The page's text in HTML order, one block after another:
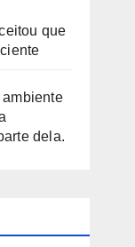
que
ambiente
dela.